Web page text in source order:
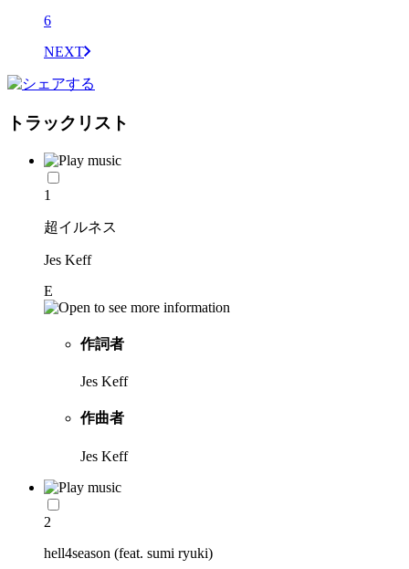
6
NEXT
トラックリスト
1
超イルネス
Jes Keff
E
作詞者
Jes Keff
作曲者
Jes Keff
2
hell4season (feat. sumi ryuki)